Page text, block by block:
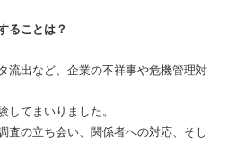
ることは？
流出など、企業の不祥事や危機管理対
してまいりました。
査の立ち会い、関係者への対応、そし